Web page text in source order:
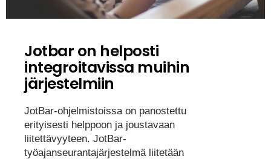
Jotbar on helposti
integroitavissa muihin
järjestelmiin
JotBar-ohjelmistoissa on panostettu
erityisesti helppoon ja joustavaan
liitettävyyteen. JotBar-
työajanseurantajärjestelmä liitetään